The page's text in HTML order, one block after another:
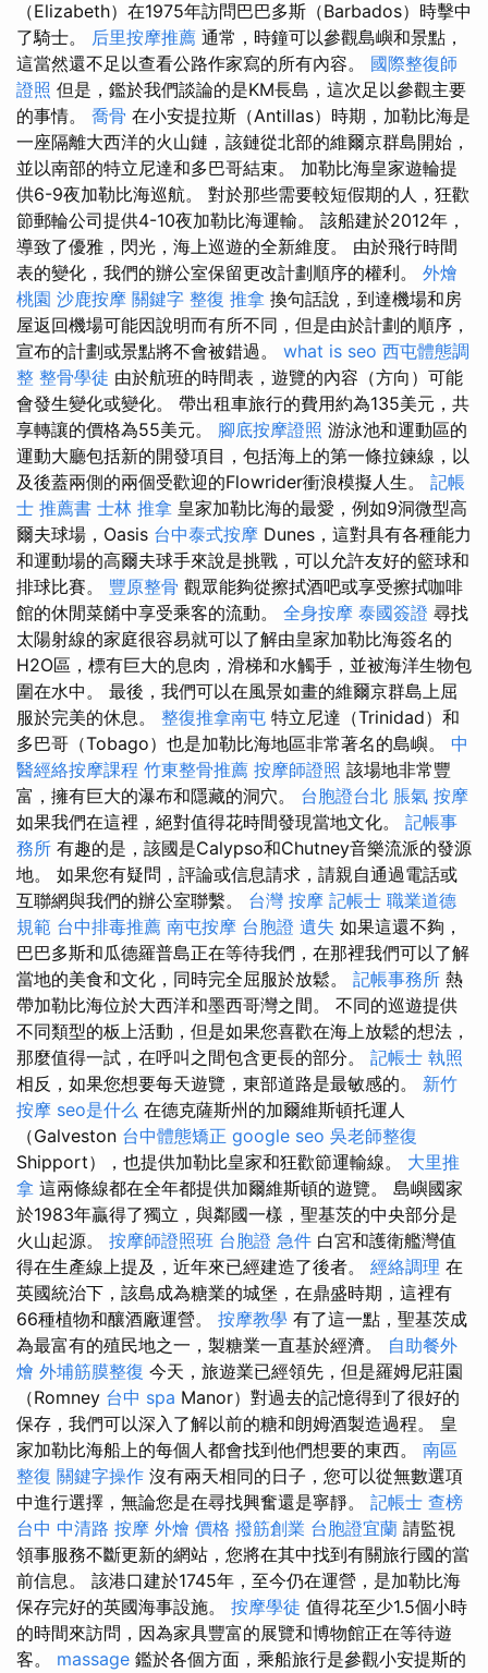
（Elizabeth）在1975年訪問巴巴多斯（Barbados）時擊中
了騎士。 后里按摩推薦 通常，時鐘可以參觀島嶼和景點，
這當然還不足以查看公路作家寫的所有內容。 國際整復師
證照 但是，鑑於我們談論的是KM長島，這次足以參觀主要
的事情。 喬骨 在小安提拉斯（Antillas）時期，加勒比海是
一座隔離大西洋的火山鏈，該鏈從北部的維爾京群島開始，
並以南部的特立尼達和多巴哥結束。 加勒比海皇家遊輪提
供6-9夜加勒比海巡航。 對於那些需要較短假期的人，狂歡
節郵輪​​公司提供4-10夜加勒比海運輸。 該船建於2012年，
導致了優雅，閃光，海上巡遊的全新維度。 由於飛行時間
表的變化，我們的辦公室保留更改計劃順序的權利。 外燴
桃園 沙鹿按摩 關鍵字 整復 推拿 換句話說，到達機場和房
屋返回機場可能因說明而有所不同，但是由於計劃的順序，
宣布的計劃或景點將不會被錯過。 what is seo 西屯體態調
整 整骨學徒 由於航班的時間表，遊覽的內容（方向）可能
會發生變化或變化。 帶出租車旅行的費用約為135美元，共
享轉讓的價格為55美元。 腳底按摩證照 游泳池和運動區的
運動大廳包括新的開發項目，包括海上的第一條拉鍊線，以
及後蓋兩側的兩個受歡迎的Flowrider衝浪模擬人生。 記帳
士 推薦書 士林 推拿 皇家加勒比海的最愛，例如9洞微型高
爾夫球場，Oasis 台中泰式按摩 Dunes，這對具有各種能力
和運動場的高爾夫球手來說是挑戰，可以允許友好的籃球和
排球比賽。 豐原整骨 觀眾能夠從擦拭酒吧或享受擦拭咖啡
館的休閒菜餚中享受乘客的流動。 全身按摩 泰國簽證 尋找
太陽射線的家庭很容易就可以了解由皇家加勒比海簽名的
H2O區，標有巨大的息肉，滑梯和水觸手，並被海洋生物包
圍在水中。 最後，我們可以在風景如畫的維爾京群島上屈
服於完美的休息。 整復推拿南屯 特立尼達（Trinidad）和
多巴哥（Tobago）也是加勒比海地區非常著名的島嶼。 中
醫經絡按摩課程 竹東整骨推薦 按摩師證照 該場地非常豐
富，擁有巨大的瀑布和隱藏的洞穴。 台胞證台北 脹氣 按摩
如果我們在這裡，絕對值得花時間發現當地文化。 記帳事
務所 有趣的是，該國是Calypso和Chutney音樂流派的發源
地。 如果您有疑問，評論或信息請求，請親自通過電話或
互聯網與我們的辦公室聯繫。 台灣 按摩 記帳士 職業道德
規範 台中排毒推薦 南屯按摩 台胞證 遺失 如果這還不夠，
巴巴多斯和瓜德羅普島正在等待我們，在那裡我們可以了解
當地的美食和文化，同時完全屈服於放鬆。 記帳事務所 熱
帶加勒比海位於大西洋和墨西哥灣之間。 不同的巡遊提供
不同類型的板上活動，但是如果您喜歡在海上放鬆的想法，
那麼值得一試，在呼叫之間包含更長的部分。 記帳士 執照
相反，如果您想要每天遊覽，東部道路是最敏感的。 新竹
按摩 seo是什么 在德克薩斯州的加爾維斯頓托運人
（Galveston 台中體態矯正 google seo 吳老師整復
Shipport），也提供加勒比皇家和狂歡節運輸線。 大里推
拿 這兩條線都在全年都提供加爾維斯頓的遊覽。 島嶼國家
於1983年贏得了獨立，與鄰國一樣，聖基茨的中央部分是
火山起源。 按摩師證照班 台胞證 急件 白宮和護衛艦灣值
得在生產線上提及，近年來已經建造了後者。 經絡調理 在
英國統治下，該島成為糖業的城堡，在鼎盛時期，這裡有
66種植物和釀酒廠運營。 按摩教學 有了這一點，聖基茨成
為最富有的殖民地之一，製糖業一直基於經濟。 自助餐外
燴 外埔筋膜整復 今天，旅遊業已經領先，但是羅姆尼莊園
（Romney 台中 spa Manor）對過去的記憶得到了很好的
保存，我們可以深入了解以前的糖和朗姆酒製造過程。 皇
家加勒比海船上的每個人都會找到他們想要的東西。 南區
整復 關鍵字操作 沒有兩天相同的日子，您可以從無數選項
中進行選擇，無論您是在尋找興奮還是寧靜。 記帳士 查榜
台中 中清路 按摩 外燴 價格 撥筋創業 台胞證宜蘭 請監視
領事服務不斷更新的網站，您將在其中找到有關旅行國的當
前信息。 該港口建於1745年，至今仍在運營，是加勒比海
保存完好的英國海事設施。 按摩學徒 值得花至少1.5個小時
的時間來訪問，因為家具豐富的展覽和博物館正在等待遊
客。 massage 鑑於各個方面，乘船旅行是參觀小安提斯的